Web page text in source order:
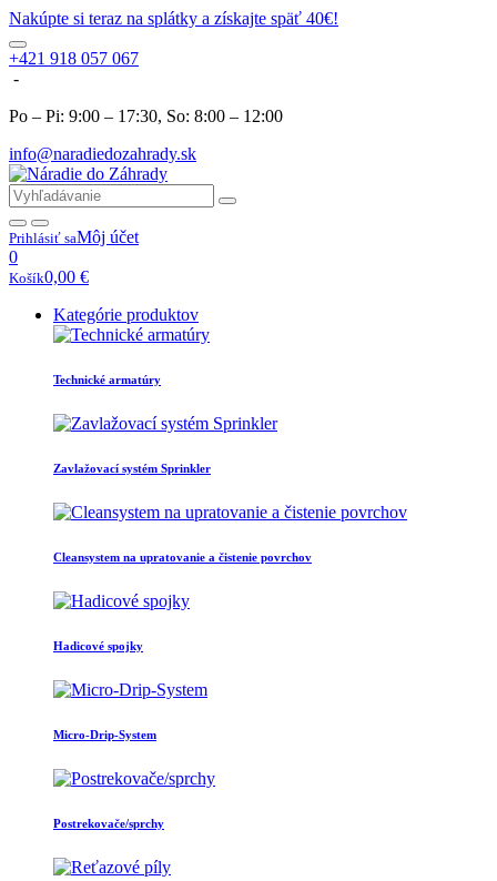
Nakúpte si teraz na splátky a získajte späť 40€!
+421 918 057 067
-
Po – Pi: 9:00 – 17:30, So: 8:00 – 12:00
info@naradiedozahrady.sk
Prihlásiť saMôj účet
0
Košík0,00 €
Kategórie produktov
Technické armatúry
Zavlažovací systém Sprinkler
Cleansystem na upratovanie a čistenie povrchov
Hadicové spojky
Micro-Drip-System
Postrekovače/sprchy